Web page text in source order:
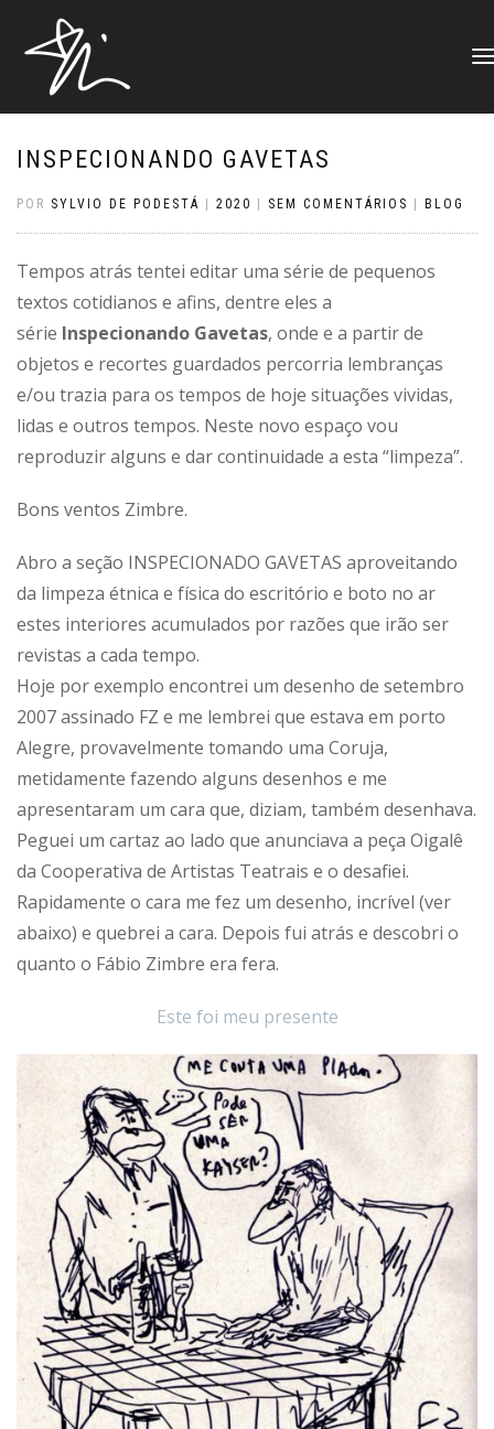
INSPECIONANDO GAVETAS
POR SYLVIO DE PODESTÁ 2020 SEM COMENTÁRIOS BLOG
Tempos atrás tentei editar uma série de pequenos
textos cotidianos e afins, dentre eles a
série Inspecionando Gavetas, onde e a partir de
objetos e recortes guardados percorria lembranças
e/ou trazia para os tempos de hoje situações vividas,
lidas e outros tempos. Neste novo espaço vou
reproduzir alguns e dar continuidade a esta “limpeza”.
Bons ventos Zimbre.
Abro a seção INSPECIONADO GAVETAS aproveitando
da limpeza étnica e física do escritório e boto no ar
estes interiores acumulados por razões que irão ser
revistas a cada tempo.
Hoje por exemplo encontrei um desenho de setembro
2007 assinado FZ e me lembrei que estava em porto
Alegre, provavelmente tomando uma Coruja,
metidamente fazendo alguns desenhos e me
apresentaram um cara que, diziam, também desenhava.
Peguei um cartaz ao lado que anunciava a peça Oigalê
da Cooperativa de Artistas Teatrais e o desafiei.
Rapidamente o cara me fez um desenho, incrível (ver
abaixo) e quebrei a cara. Depois fui atrás e descobri o
quanto o Fábio Zimbre era fera.
Este foi meu presente